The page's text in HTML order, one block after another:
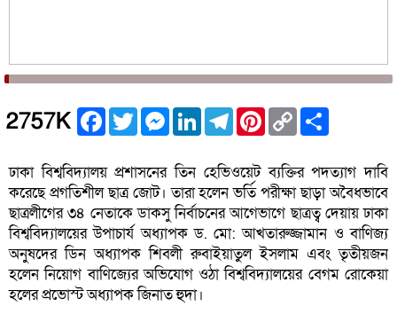
2757K Facebook
TwitterMessenger
LinkedInTelegramPinterest
Copy
Link
ঢাকা বিশ্ববিদ্যালয় প্রশাসনের তিন হেভিওয়েট ব্যক্তির পদত্যাগ দাবি
করেছে প্রগতিশীল ছাত্র জোট। তারা হলেন ভর্তি পরীক্ষা ছাড়া অবৈধভাবে
ছাত্রলীগের ৩৪ নেতাকে ডাকসু নির্বাচনের আগেভাগে ছাত্রত্ব দেয়ায় ঢাকা
বিশ্ববিদ্যালয়ের উপাচার্য অধ্যাপক ড. মো: আখতারুজ্জামান ও বাণিজ্য
অনুষদের ডিন অধ্যাপক শিবলী রুবাইয়াতুল ইসলাম এবং তৃতীয়জন
হলেন নিয়োগ বাণিজ্যের অভিযোগ ওঠা বিশ্ববিদ্যালয়ের বেগম রোকেয়া
হলের প্রভোস্ট অধ্যাপক জিনাত হুদা।